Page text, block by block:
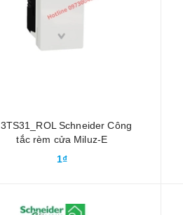
Schneider Công
tắc rèm cửa Miluz-E
1₫